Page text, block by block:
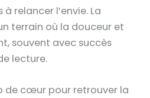
relancer l’envie. La
terrain où la douceur et
souvent avec succès
lecture.
de cœur pour retrouver la